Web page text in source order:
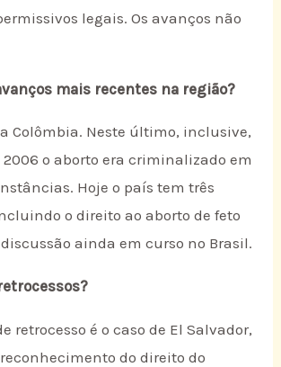
legais. Os avanços não
mais recentes na região?
Colômbia. Neste último, inclusive,
o aborto era criminalizado em
Hoje o país tem três
o direito ao aborto de feto
ainda em curso no Brasil.
retrocesso é o caso de El Salvador,
do direito do